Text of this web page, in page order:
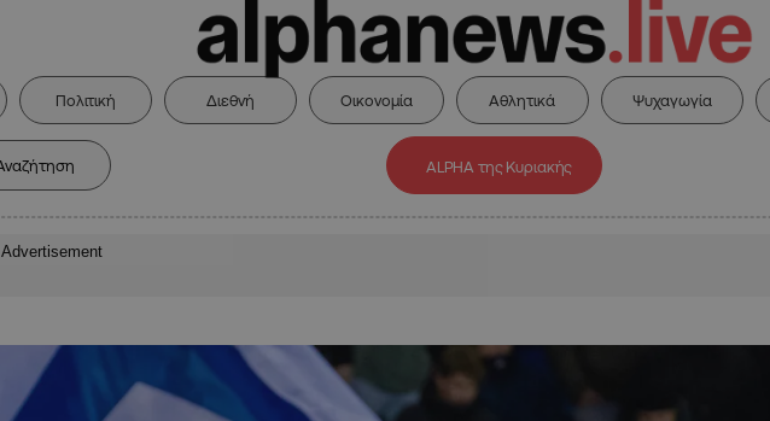
Πολιτική Διεθνή Οικονομία Αθλητικά Ψυχαγωγία
ALPHA της Κυριακής
Advertisement